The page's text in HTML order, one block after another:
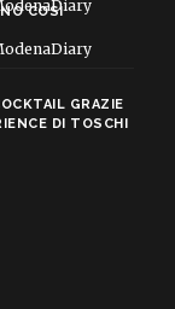
COSÌ
GRAZIE
DI TOSCHI